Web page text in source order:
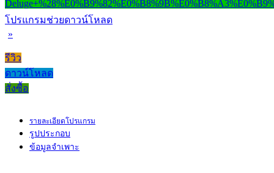
โปรแกรมช่วยดาวน์โหลด
»
รีวิว
ดาวน์โหลด
สั่งซื้อ
รายละเอียดโปรแกรม
รูปประกอบ
ข้อมูลจำเพาะ